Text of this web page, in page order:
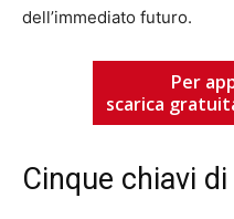
dell’immediato futuro.
Per
scarica
Cinque chiavi